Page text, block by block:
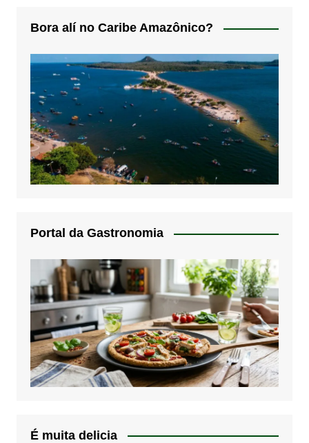
Bora alí no Caribe Amazônico?
Portal da Gastronomia
É muita delicia